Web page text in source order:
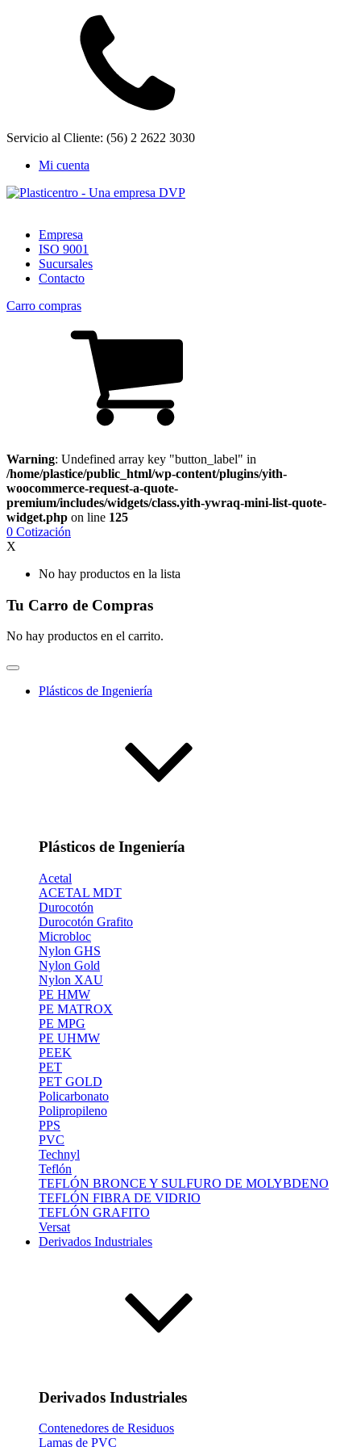
Servicio al Cliente: (56) 2 2622 3030
Mi cuenta
Empresa
ISO 9001
Sucursales
Contacto
Carro compras
Warning: Undefined array key "button_label" in
/home/plastice/public_html/wp-content/plugins/yith-
woocommerce-request-a-quote-
premium/includes/widgets/class.yith-ywraq-mini-list-quote-
widget.php on line 125
0 Cotización
X
No hay productos en la lista
Tu Carro de Compras
No hay productos en el carrito.
Plásticos de Ingeniería
Plásticos de Ingeniería
Acetal
ACETAL MDT
Durocotón
Durocotón Grafito
Microbloc
Nylon GHS
Nylon Gold
Nylon XAU
PE HMW
PE MATROX
PE MPG
PE UHMW
PEEK
PET
PET GOLD
Policarbonato
Polipropileno
PPS
PVC
Technyl
Teflón
TEFLÓN BRONCE Y SULFURO DE MOLYBDENO
TEFLÓN FIBRA DE VIDRIO
TEFLÓN GRAFITO
Versat
Derivados Industriales
Derivados Industriales
Contenedores de Residuos
Lamas de PVC